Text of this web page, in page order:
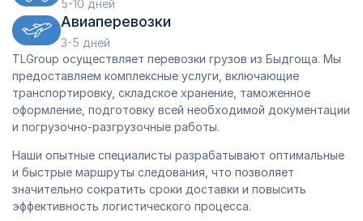
5-10 дней
Авиаперевозки
3-5 дней
TLGroup осуществляет перевозки грузов из Быдгоща. Мы
предоставляем комплексные услуги, включающие
транспортировку, складское хранение, таможенное
оформление, подготовку всей необходимой документации
и погрузочно-разгрузочные работы.
Наши опытные специалисты разрабатывают оптимальные
и быстрые маршруты следования, что позволяет
значительно сократить сроки доставки и повысить
эффективность логистического процесса.